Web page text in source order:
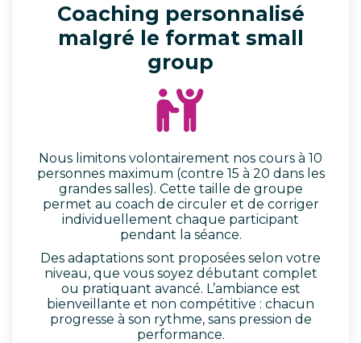
Coaching personnalisé
malgré le format small
group
Nous limitons volontairement nos cours à 10
personnes maximum (contre 15 à 20 dans les
grandes salles). Cette taille de groupe
permet au coach de circuler et de corriger
individuellement chaque participant
pendant la séance.
Des adaptations sont proposées selon votre
niveau, que vous soyez débutant complet
ou pratiquant avancé. L’ambiance est
bienveillante et non compétitive : chacun
progresse à son rythme, sans pression de
performance.